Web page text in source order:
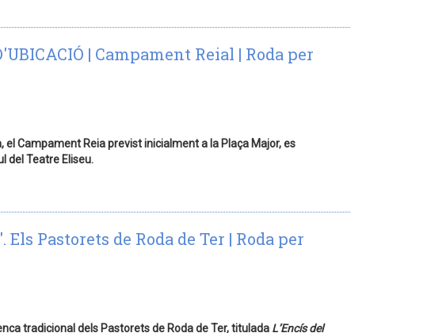
| Campament Reial | Roda per
el Campament Reia previst inicialment a la Plaça Major, es
del Teatre Eliseu.
Els Pastorets de Roda de Ter | Roda per
tradicional dels Pastorets de Roda de Ter, titulada L’Encís del